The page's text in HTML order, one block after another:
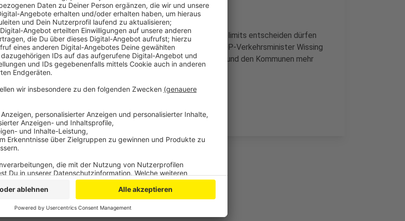
Außerdem findet die FDP, dass die Kommunen selbst über Tempolimits entscheiden dürfen
müssen. Das ist bisher noch nicht der Fall. Die Partei hat daher FDP-Verkehrsminister Wissing
dazu aufgefordert, das Verkehrsrecht entsprechend anzupassen und den Kommunen mehr
Entscheidungsgewalt zuzusprechen.
Anzeige